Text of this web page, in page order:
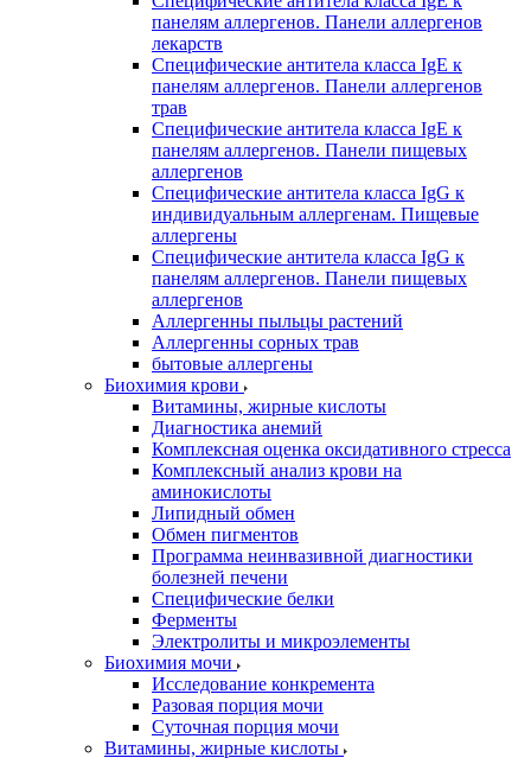
панелям аллергенов. Панели аллергенов
лекарств
Специфические антитела класса IgE к
панелям аллергенов. Панели аллергенов
трав
Специфические антитела класса IgE к
панелям аллергенов. Панели пищевых
аллергенов
Специфические антитела класса IgG к
индивидуальным аллергенам. Пищевые
аллергены
Специфические антитела класса IgG к
панелям аллергенов. Панели пищевых
аллергенов
Аллергенны пыльцы растений
Аллергенны сорных трав
бытовые аллергены
Биохимия крови
Витамины, жирные кислоты
Диагностика анемий
Комплексная оценка оксидативного стресса
Комплексный анализ крови на
аминокислоты
Липидный обмен
Обмен пигментов
Программа неинвазивной диагностики
болезней печени
Специфические белки
Ферменты
Электролиты и микроэлементы
Биохимия мочи
Исследование конкремента
Разовая порция мочи
Суточная порция мочи
Витамины, жирные кислоты